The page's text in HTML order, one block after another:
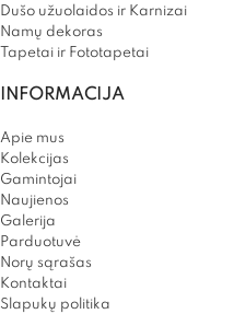
Dušo užuolaidos ir Karnizai
Namų dekoras
Tapetai ir Fototapetai
INFORMACIJA
Apie mus
Kolekcijas
Gamintojai
Naujienos
Galerija
Parduotuvė
Norų sąrašas
Kontaktai
Slapukų politika